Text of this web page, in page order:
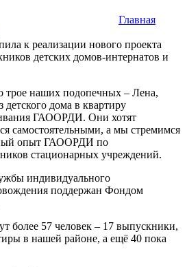
Главная
к реализации нового проекта
детских домов-интернатов и
трое наших подопечных – Лена,
дома в квартиру
ГАООРДИ. Они хотят
самостоятельными, а мы стремимся
опыт ГАООРДИ по
стационарных учреждений.
индивидуального
поддержан Фондом
более 57 человек – 17 выпускники,
в нашей районе, а ещё 40 пока